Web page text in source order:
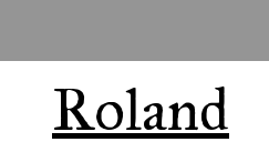
Roland